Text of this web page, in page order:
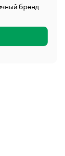
бренд